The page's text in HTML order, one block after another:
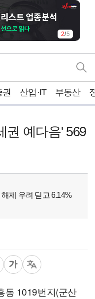
2/5
권 산업·IT 부동산
권 예다음' 569
제 우려 딛고 6.14%
동 1019번지(군산